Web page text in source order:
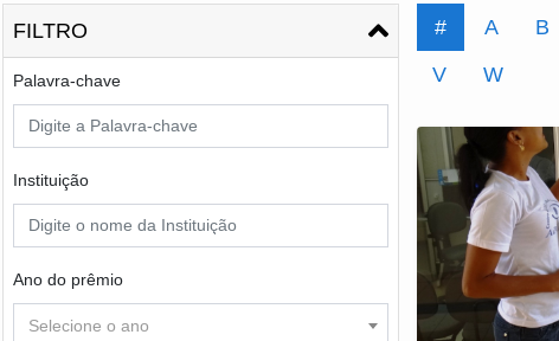
FILTRO
Palavra-chave
Instituição
Ano do prêmio
Selecione o ano
# A B
V
W